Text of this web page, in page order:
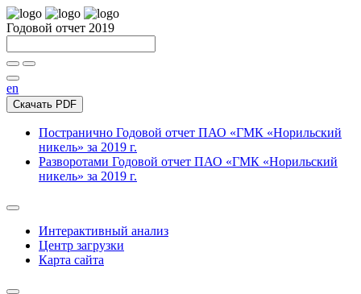
Годовой отчет 2019
en
Скачать PDF
Постранично Годовой отчет ПАО «ГМК «Норильский
никель» за 2019 г.
Разворотами Годовой отчет ПАО «ГМК «Норильский
никель» за 2019 г.
Интерактивный анализ
Центр загрузки
Карта сайта